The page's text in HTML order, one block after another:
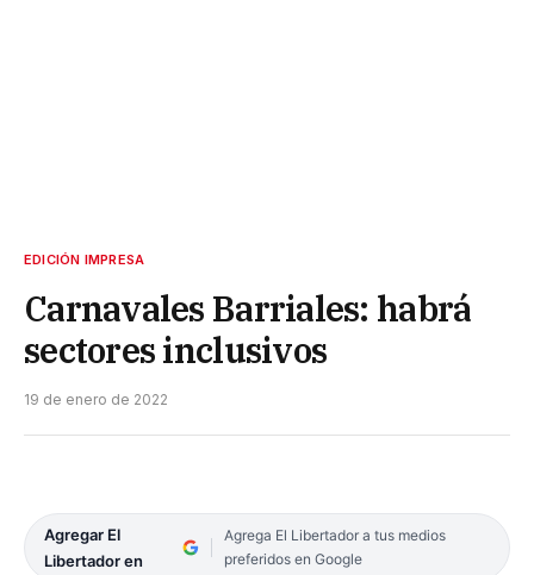
EDICIÓN IMPRESA
Carnavales Barriales: habrá
sectores inclusivos
19 de enero de 2022
Agregar El
Libertador en
Agrega El Libertador a tus medios
preferidos en Google